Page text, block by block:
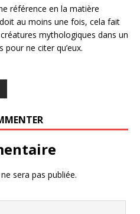
référence en la matière
au moins une fois, cela fait
mythologiques dans un
ne citer qu’eux.
sera pas publiée.